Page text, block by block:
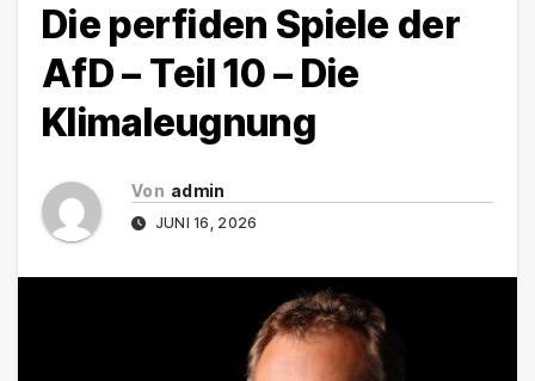
Die perfiden Spiele der
AfD – Teil 10 – Die
Klimaleugnung
Von admin
JUNI 16, 2026